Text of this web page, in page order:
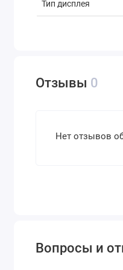
Тип дисплея
Объем видеопамяти
Максимальный
Отзывы 0
Нет отзывов
Вопросы и